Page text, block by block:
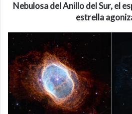
Nebulosa del Anillo del Sur,el
estrella